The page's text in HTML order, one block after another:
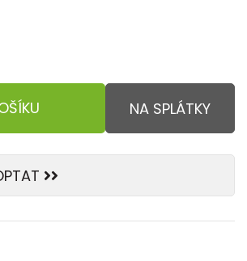
NA SPLÁTKY